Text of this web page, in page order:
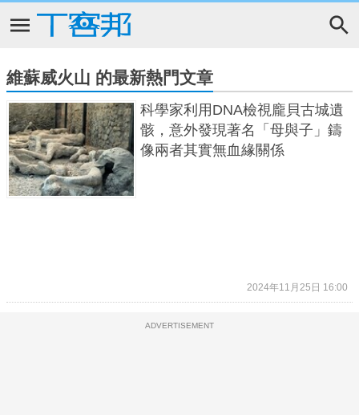
維蘇威火山 的最新熱門文章
科學家利用DNA檢視龐貝古城遺
骸，意外發現著名「母與子」鑄
像兩者其實無血緣關係
2024年11月25日 16:00
ADVERTISEMENT